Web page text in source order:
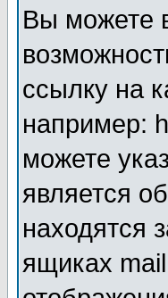
Вы можете
ссылку на
например:
можете
является
находятся
ящиках